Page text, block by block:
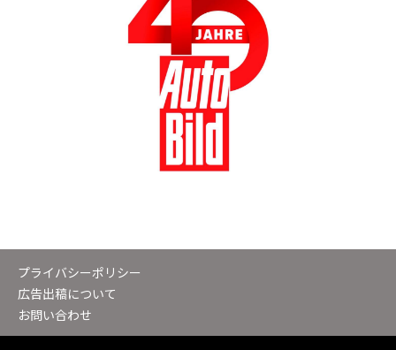
プライバシーポリシー
広告出稿について
お問い合わせ